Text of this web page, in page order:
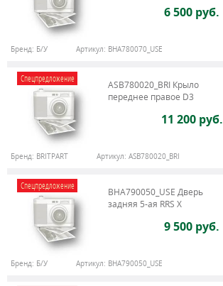
6 500 руб.
Бренд: Б/У Артикул: BHA780070_USE
Спецпредложение
ASB780020_BRI Крыло
переднее правое D3
11 200 руб.
Бренд: BRITPART Артикул: ASB780020_BRI
Спецпредложение
BHA790050_USE Дверь
задняя 5-ая RRS X
9 500 руб.
Бренд: Б/У Артикул: BHA790050_USE